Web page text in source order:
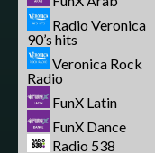
Radio Veronica
90’s hits
Veronica Rock
Radio
FunX Latin
FunX Dance
Radio 538